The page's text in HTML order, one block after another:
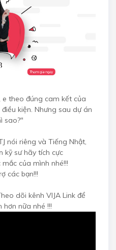
e theo đúng cam kết của
kiện. Nhưng sau dự án
sao?"
nói riêng và Tiếng Nhật,
kỹ sư hãy tích cực
của mình nhé!!!
các bạn!!!
dõi kênh VIJA Link để
nữa nhé !!!